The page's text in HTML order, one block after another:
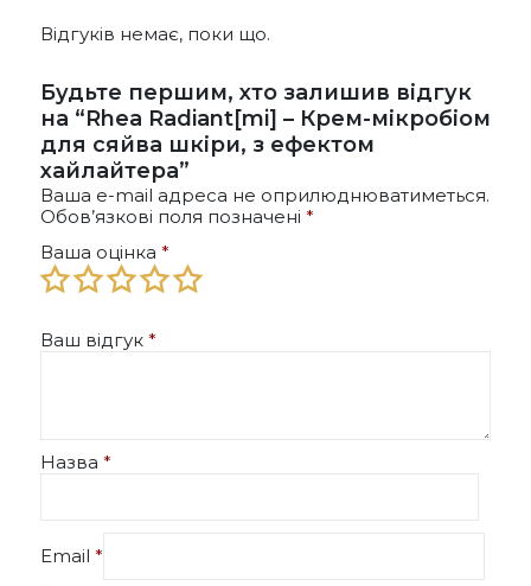
Відгуків немає, поки що.
Будьте першим, хто залишив відгук
на “Rhea Radiant[mi] – Крем-мікробіом
для сяйва шкіри, з ефектом
хайлайтера”
Ваша e-mail адреса не оприлюднюватиметься.
Обов’язкові поля позначені *
Ваша оцінка *
Ваш відгук *
Назва *
Email *